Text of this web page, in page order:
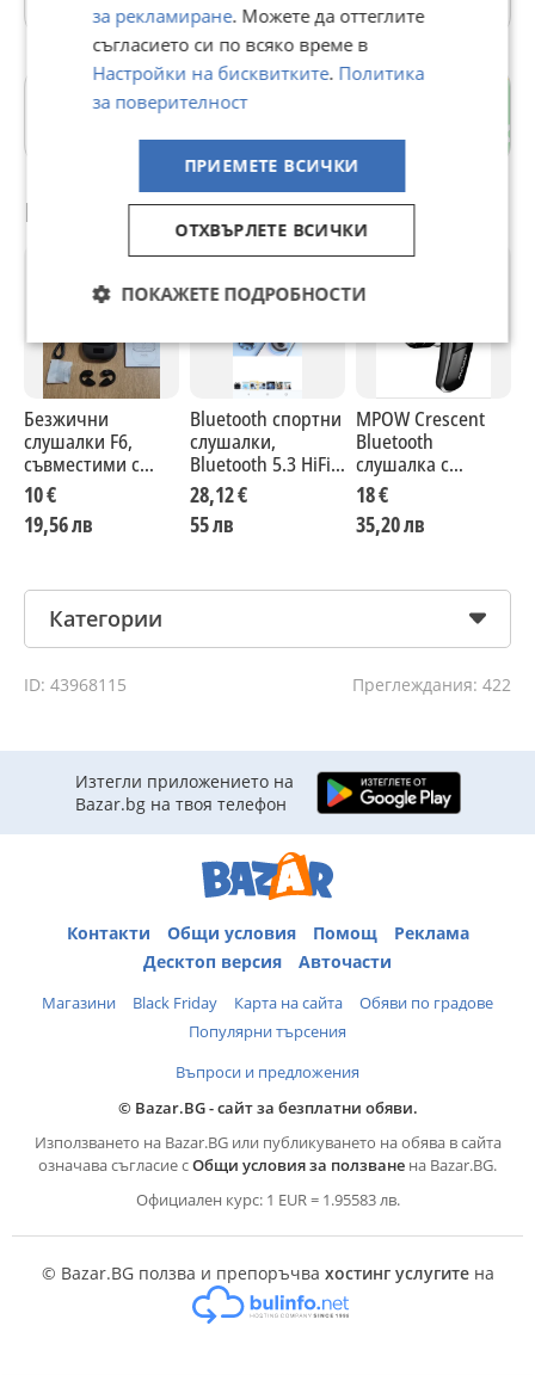
Беленци
Препоръчани за теб
Безжични
слушалки F6,
съвместими с
Bluetooth
5.3.Комплектът
включва кутия за
10 €
19,56 лв
Bluetooth спортни
слушалки,
Bluetooth 5.3 HiFi
стерео, ENC
шумопотискане,
микрофон, 40
28,12 €
55 лв
MPOW Crescent
Bluetooth
слушалка с
микрофон за
шумопотискане
CVC6.0
18 €
35,20 лв
Категории
ID: 43968115 Преглеждания: 422
Изтегли приложението на
Bazar.bg на твоя телефон
Контакти Общи условия Помощ
Реклама
Десктоп версия
Авточасти
Магазини Black Friday Карта на сайта
Обяви по градове
Популярни търсения
Въпроси и предложения
© Bazar.BG - сайт за безплатни обяви.
Използването на Bazar.BG или публикуването на обява в сайта
означава съгласие сОбщи условия за ползване на Bazar.BG.
Официален курс: 1 EUR = 1.95583 лв.
© Bazar.BG ползва и препоръчва хостинг услугитена
за рекламиране. Можете да оттеглите
съгласието си по всяко време в
Настройки на бисквитките. Политика
за поверителност
ПРИЕМЕТЕ ВСИЧКИ
ОТХВЪРЛЕТЕ ВСИЧКИ
ПОКАЖЕТЕ ПОДРОБНОСТИ